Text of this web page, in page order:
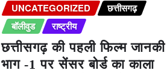
UNCATEGORIZED
छत्तीसगढ़
बॉलीवुड
राष्ट्रीय
छत्तीसगढ़ की पहली फिल्म जानकी
भाग -1 पर सेंसर बोर्ड का काला